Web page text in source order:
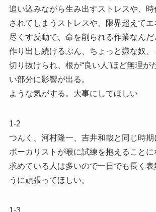
追い込みながら生み出すストレスや、
されてしまうストレスや、限界超えて
尽くす反動で、命を削られる作業なん
作り出し続けるぶん、ちょっと嫌な奴、
切り抜けられ、根が“良い人”ほど無理が
い部分に影響が出る。
ような気がする。大事にしてほしい
1-2
つんく、河村隆一、吉井和哉と同じ時期
ボーカリストが喉に試練を抱えることに
求めている人は多いので一日でも長く表
うに頑張ってほしい。
1-3